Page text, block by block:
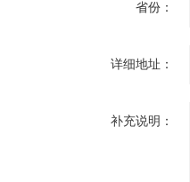
省份：
详细地址：
补充说明：